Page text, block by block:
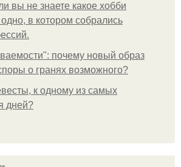
вы не знаете какое хобби
в котором собрались
почему новый образ
о гранях возможного?
к одному из самых
дней?